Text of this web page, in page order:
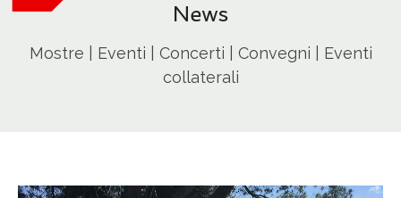
News
Mostre | Eventi | Concerti | Convegni | Eventi
collaterali